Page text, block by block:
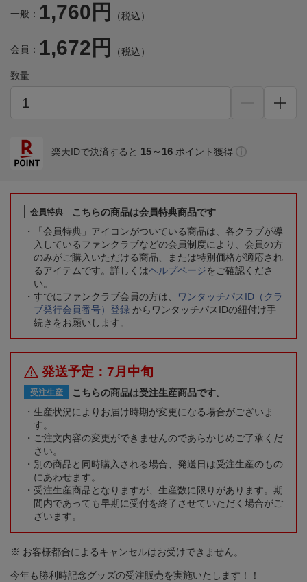
一般： 1,760円 （税込）
会員： 1,672円 （税込）
数量
楽天IDで決済すると 15～16 ポイント獲得
会員特典
こちらの商品は会員特典商品です
「会員特典」アイコンがついている商品は、各クラブが導
入しているファンクラブなどの会員制度により、会員の方
のみがご購入いただける商品、または特別価格が適応され
るアイテムです。詳しくはヘルプページをご確認くださ
い。
すでにファンクラブ会員の方は、
ワンタッチパスID（クラ
ブ発行会員番号）登録 からワンタッチパスIDの紐付け手
続きをお願いします。
発送予定：7月中旬
受注生産
こちらの商品は受注生産商品です。
生産状況によりお届け時期が変更になる場合がございま
す。
ご注文内容の変更ができませんのであらかじめご了承くだ
さい。
別の商品と同時購入される場合、発送日は受注生産のもの
にあわせます。
受注生産商品となりますが、生産数に限りがあります。期
間内であっても早期に受付を終了させていただく場合がご
ざいます。
※ お客様都合によるキャンセルはお受けできません。
今年も勝利時記念グッズの受注販売を実施いたします！！